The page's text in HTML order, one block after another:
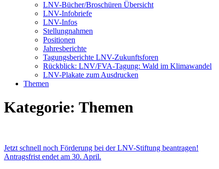
LNV-Bücher/Broschüren Übersicht
LNV-Infobriefe
LNV-Infos
Stellungnahmen
Positionen
Jahresberichte
Tagungsberichte LNV-Zukunftsforen
Rückblick: LNV/FVA-Tagung: Wald im Klimawandel
LNV-Plakate zum Ausdrucken
Themen
Kategorie: Themen
Jetzt schnell noch Förderung bei der LNV-Stiftung beantragen!
Antragsfrist endet am 30. April.